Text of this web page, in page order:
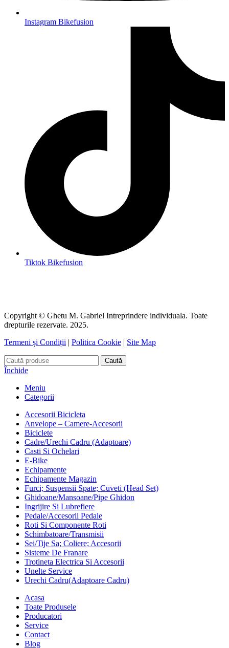
Instagram Bikefusion
Tiktok Bikefusion
Copyright © Ghetu M. Gabriel Intreprindere individuala. Toate
drepturile rezervate. 2025.
Termeni și Condiții | Politica Cookie | Site Map
Caută
Închide
Meniu
Categorii
Accesorii Bicicleta
Anvelope – Camere-Accesorii
Biciclete
Cadre/Urechi Cadru (Adaptoare)
Casti Si Ochelari
E-Bike
Echipamente
Echipamente Magazin
Furci; Suspensii Spate; Cuveti (Head Set)
Ghidoane/Mansoane/Pipe Ghidon
Ingrijire Si Lubrefiere
Pedale/Accesorii Pedale
Roti Si Componente Roti
Schimbatoare/Transmisii
Sei/Tije Sa; Coliere; Accesorii
Sisteme De Franare
Trotineta Electrica Si Accesorii
Unelte Service
Urechi Cadru(Adaptoare Cadru)
Acasa
Toate Produsele
Producatori
Service
Contact
Blog